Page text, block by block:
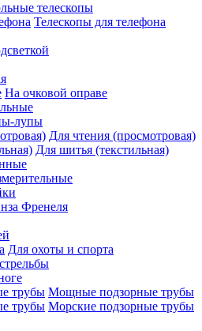
телескопы
Телескопы для телефона
На очковой оправе
лупы
Для чтения (просмотровая)
Для шитья (текстильная)
Френеля
Для охоты и спорта
Мощные подзорные трубы
Морские подзорные трубы